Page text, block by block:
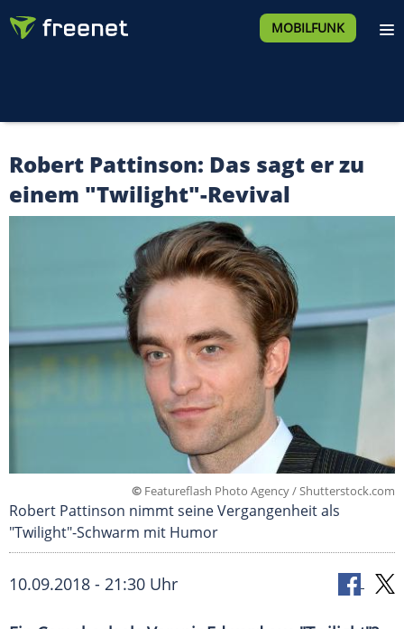
MOBILFUNK
Robert Pattinson: Das sagt er zu
einem "Twilight"-Revival
© Featureflash Photo Agency / Shutterstock.com
Robert Pattinson nimmt seine Vergangenheit als
"Twilight"-Schwarm mit Humor
10.09.2018 - 21:30 Uhr